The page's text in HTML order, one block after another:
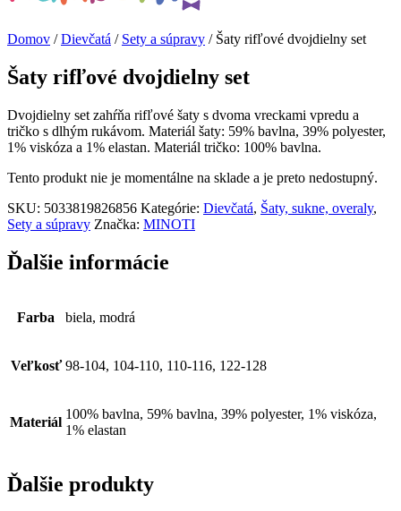
Domov /Dievčatá / Sety a súpravy / Šaty rifľové dvojdielny set
Šaty rifľové dvojdielny set
Dvojdielny set zahŕňa rifľové šaty s dvoma vreckami vpredu a
tričko s dlhým rukávom. Materiál šaty: 59% bavlna, 39% polyester,
1% viskóza a 1% elastan. Materiál tričko: 100% bavlna.
Tento produkt nie je momentálne na sklade a je preto nedostupný.
SKU: 5033819826856 Kategórie: Dievčatá, Šaty, sukne, overaly,
Sety a súpravy Značka: MINOTI
Ďalšie informácie
Farba biela, modrá
Veľkosť 98-104, 104-110, 110-116, 122-128
Materiál
100% bavlna, 59% bavlna, 39% polyester, 1% viskóza,
1% elastan
Ďalšie produkty